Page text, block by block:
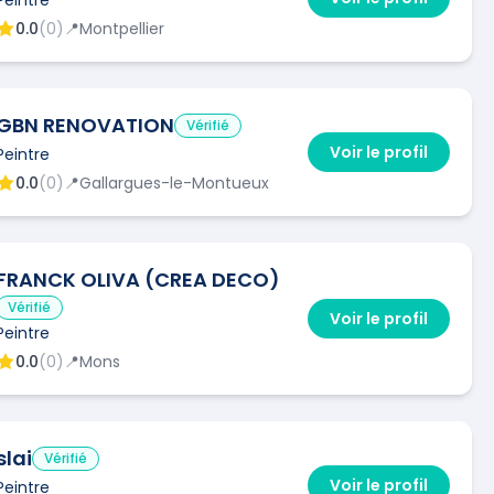
0.0(0) 📍Montpellier
RENOVATION Vérifié
0.0(0) 📍Gallargues-le-Montueux
Voir le profil
OLIVA (CREA DECO)
Vérifié
0.0(0) 📍Mons
Voir le profil
Vérifié
Voir le profil